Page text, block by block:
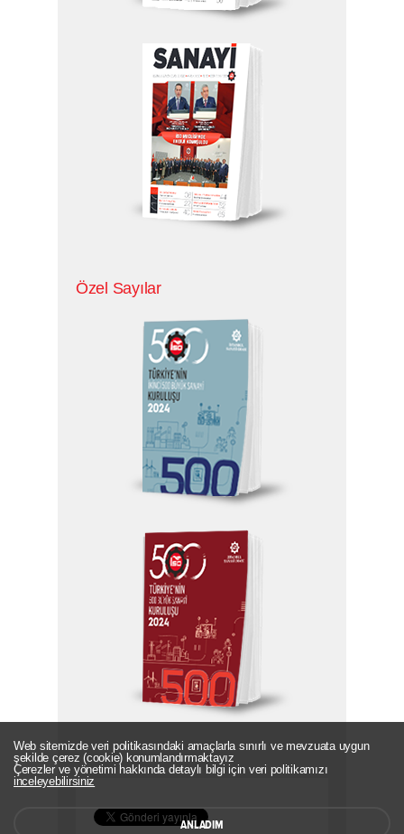
Özel Sayılar
E-BÜLTEN
Copyright © 2025,
İstanbul Sanayi Odası
Gizlilik ve Hukuki Şartlar
KVKK Bilgilendirme
Bu site içeriğinin her türlü hakkı İstanbul Sanayi
Odası'na aittir. İzinsiz kullanılamaz.
Web sitemizde veri politikasındaki amaçlarla sınırlı ve mevzuata uygun
şekilde çerez (cookie) konumlandırmaktayız
Çerezler ve yönetimi hakkında detaylı bilgi için veri politikamızı
inceleyebilirsiniz
ANLADIM